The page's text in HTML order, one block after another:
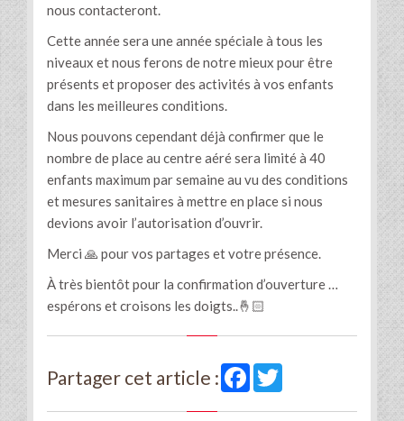
nous contacteront.
Cette année sera une année spéciale à tous les
niveaux et nous ferons de notre mieux pour être
présents et proposer des activités à vos enfants
dans les meilleures conditions.
Nous pouvons cependant déjà confirmer que le
nombre de place au centre aéré sera limité à 40
enfants maximum par semaine au vu des conditions
et mesures sanitaires à mettre en place si nous
devions avoir l’autorisation d’ouvrir.
Merci 🙏 pour vos partages et votre présence.
À très bientôt pour la confirmation d’ouverture …
espérons et croisons les doigts..🤞🏻
Partager cet article : Facebook